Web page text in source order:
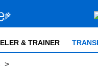
& TRAINER
>